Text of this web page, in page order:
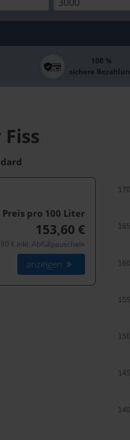
100 %
sichere
Preis pro 100 Liter
153,60 €
€ inkl. Abfüllpauschale
anzeigen